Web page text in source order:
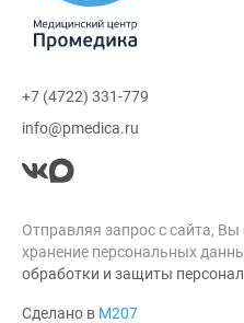
+7 (4722) 331-779
info@pmedica.ru
Отправляя запрос с сайта,
хранение персональных
обработки и защиты
Сделано в М207